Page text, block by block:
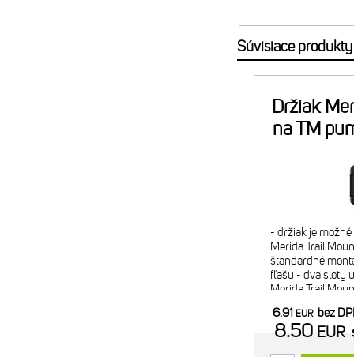
Súvisiace produkty
Držiak
na TM
- držiak je
Merida Trail
štandardné
fľašu - dva sloty
Merida Trail
minipumpy) -
6.91 EUR bez
8.50EUR